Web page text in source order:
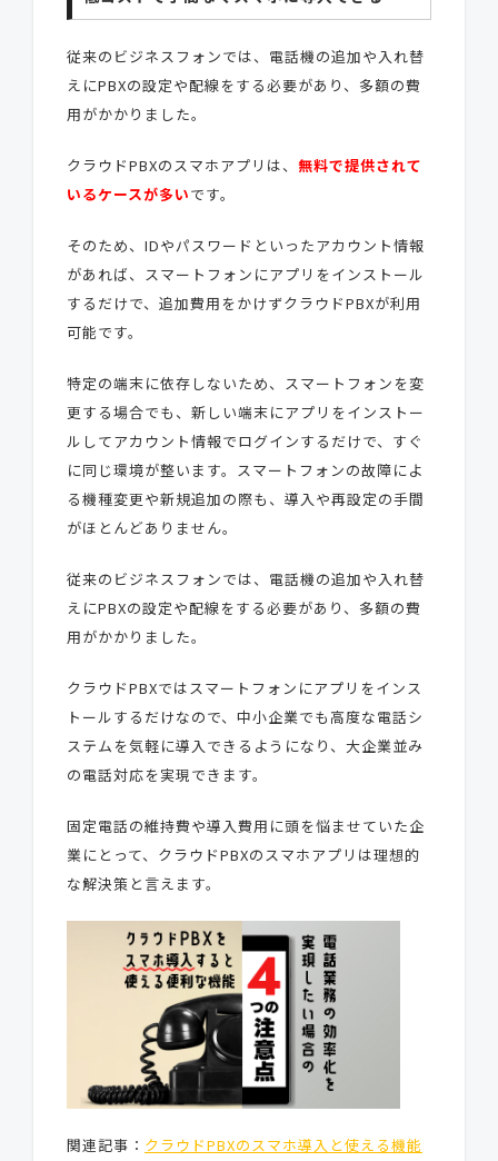
従来のビジネスフォンでは、電話機の追加や入れ替
えにPBXの設定や配線をする必要があり、多額の費
用がかかりました。
クラウドPBXのスマホアプリは、 無料で提供されて
いるケースが多いです。
そのため、IDやパスワードといったアカウント情報
があれば、スマートフォンにアプリをインストール
するだけで、追加費用をかけずクラウドPBXが利用
可能です。
特定の端末に依存しないため、スマートフォンを変
更する場合でも、新しい端末にアプリをインストー
ルしてアカウント情報でログインするだけで、すぐ
に同じ環境が整います。スマートフォンの故障によ
る機種変更や新規追加の際も、導入や再設定の手間
がほとんどありません。
従来のビジネスフォンでは、電話機の追加や入れ替
えにPBXの設定や配線をする必要があり、多額の費
用がかかりました。
クラウドPBXではスマートフォンにアプリをインス
トールするだけなので、中小企業でも高度な電話シ
ステムを気軽に導入できるようになり、大企業並み
の電話対応を実現できます。
固定電話の維持費や導入費用に頭を悩ませていた企
業にとって、クラウドPBXのスマホアプリは理想的
な解決策と言えます。
関連記事： クラウドPBXのスマホ導入と使える機能